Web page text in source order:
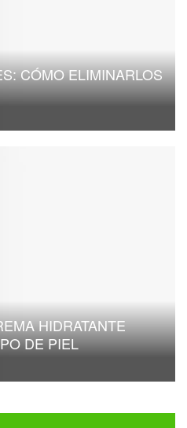
CÓMO ELIMINARLOS
HIDRATANTE
DE PIEL